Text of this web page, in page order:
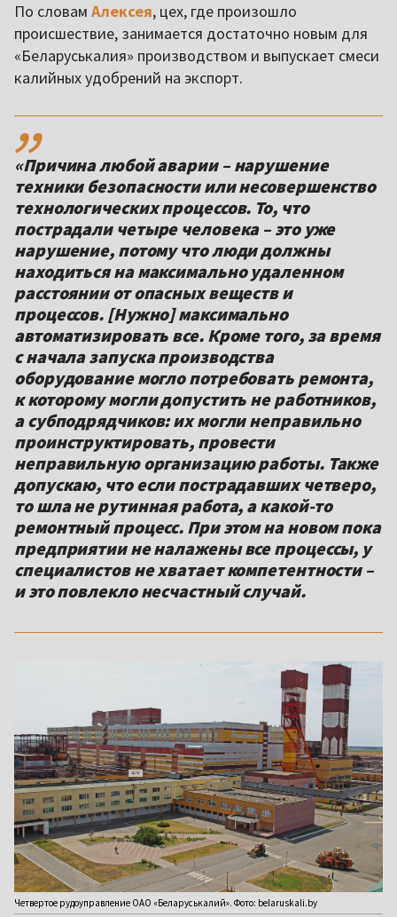
По словам Алексея, цех, где произошло
происшествие, занимается достаточно новым для
«Беларуськалия» производством и выпускает смеси
калийных удобрений на экспорт.
,,
«Причина любой аварии – нарушение
техники безопасности или несовершенство
технологических процессов. То, что
пострадали четыре человека – это уже
нарушение, потому что люди должны
находиться на максимально удаленном
расстоянии от опасных веществ и
процессов. [Нужно] максимально
автоматизировать все. Кроме того, за время
с начала запуска производства
оборудование могло потребовать ремонта,
к которому могли допустить не работников,
а субподрядчиков: их могли неправильно
проинструктировать, провести
неправильную организацию работы. Также
допускаю, что если пострадавших четверо,
то шла не рутинная работа, а какой-то
ремонтный процесс. При этом на новом пока
предприятии не налажены все процессы, у
специалистов не хватает компетентности –
и это повлекло несчастный случай.
Четвертое рудоуправление ОАО «Беларуськалий». Фото: belaruskali.by